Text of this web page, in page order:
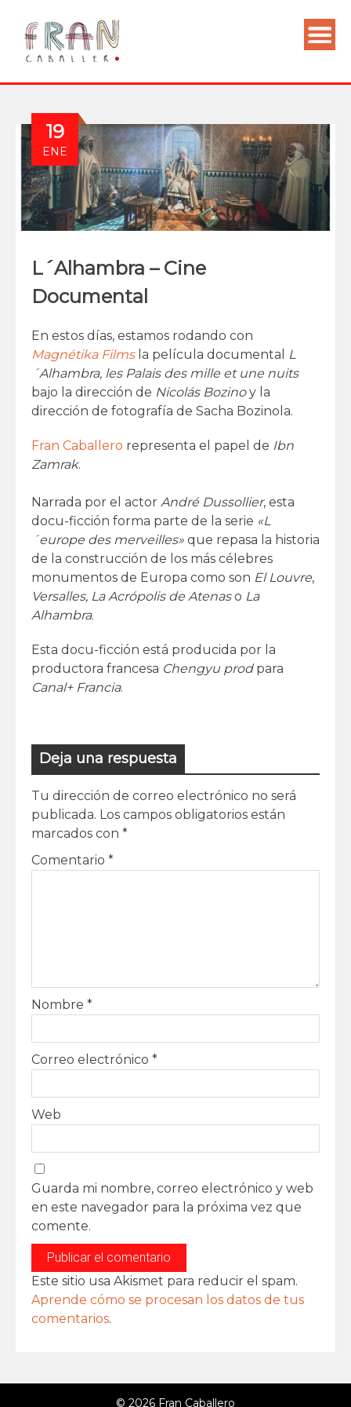
19
ENE
L´Alhambra – Cine
Documental
En estos días, estamos rodando con
Magnétika Filmsla película documental
L
´Alhambra, les Palais des mille et une nuits
bajo la dirección de Nicolás Bozinoy la
dirección de fotografía de Sacha Bozinola.
Fran Caballero representa el papel de Ibn
Zamrak.
Narrada por el actor André Dussollier, esta
docu-ficción forma parte de la serie «L
´europe des merveilles» que repasa la historia
de la construcción de los más célebres
monumentos de Europa como son El Louvre,
Versalles, La Acrópolis de Atenaso La
Alhambra.
Esta docu-ficción está producida por la
productora francesa Chengyu prodpara
Canal+ Francia.
Deja una respuesta
Tu dirección de correo electrónico no será
publicada. Los campos obligatorios están
marcados con *
Comentario *
Nombre *
Correo electrónico *
Web
Guarda mi nombre, correo electrónico y web
en este navegador para la próxima vez que
comente.
Este sitio usa Akismet para reducir el spam.
Aprende cómo se procesan los datos de tus
comentarios.
© 2026 Fran Caballero